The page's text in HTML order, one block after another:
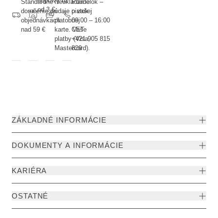
Štandardné
doručenie pri
objednávkach
nad 59 €
od 3 €
Neukladáme
údaje o vašej
platobnej
karte. Vaše
platby (Visa,
Mastercard).
Pondelok –
piatok
09:00 – 16:00
CET
+421 905 815
829
ZÁKLADNÉ INFORMÁCIE
DOKUMENTY A INFORMÁCIE
KARIÉRA
OSTATNÉ